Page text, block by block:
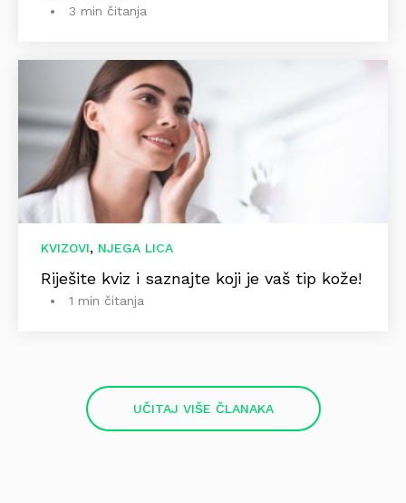
3 min čitanja
KVIZOVI, NJEGA LICA
Riješite kviz i saznajte koji je vaš tip kože!
1 min čitanja
UČITAJ VIŠE ČLANAKA